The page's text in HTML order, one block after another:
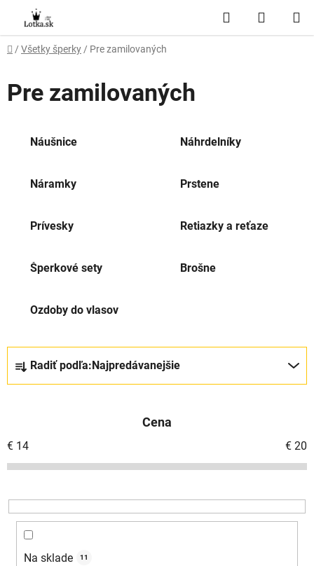
obsah
Hľadať
KOŠÍK
Domov
/ Všetky šperky / Pre zamilovaných
Pre zamilovaných
Náušnice Náhrdelníky
Náramky Prstene
Prívesky Retiazky a reťaze
Šperkové sety Brošne
Ozdoby do vlasov
i
e
r
o
Radiť podľa: Najpredávanejšie
Cena
€ 14 € 20
Na sklade 11